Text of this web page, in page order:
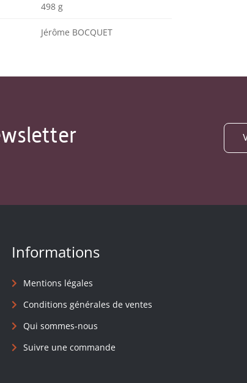
498 g
Jérôme BOCQUET
Informations
Mentions légales
Conditions générales de ventes
Qui sommes-nous
Suivre une commande